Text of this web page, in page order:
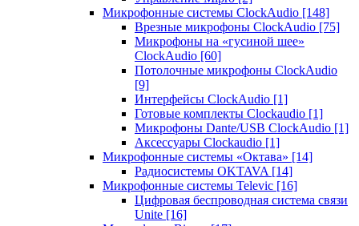
Микрофонные системы ClockAudio [148]
Врезные микрофоны ClockAudio [75]
Микрофоны на «гусиной шее»
ClockAudio [60]
Потолочные микрофоны ClockAudio
[9]
Интерфейсы ClockAudio [1]
Готовые комплекты Clockaudio [1]
Микрофоны Dante/USB ClockAudio [1]
Аксессуары Clockaudio [1]
Микрофонные системы «Октава» [14]
Радиосистемы OKTAVA [14]
Микрофонные системы Televic [16]
Цифровая беспроводная система связи
Unite [16]